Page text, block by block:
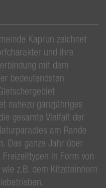
Kaprun zeichnet
und ihre
mit dem
bedeutendsten
nahezu ganzjähriges
gesamte Vielfalt der
am Rande
Das ganze Jahr über
in Form von
z.B. dem Kitzsteinhorn